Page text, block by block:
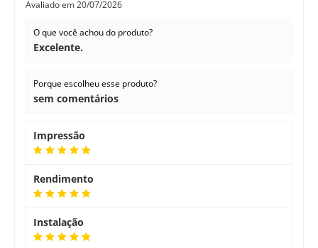
Avaliado em20/07/2026
O que você achou do produto?
Excelente.
Porque escolheu esse produto?
sem comentários
Impressão
Rendimento
Instalação